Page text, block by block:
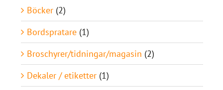
Böcker (2)
Bordspratare (1)
Broschyrer/tidningar/magasin (2)
Dekaler / etiketter (1)